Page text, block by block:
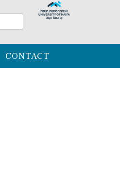
CONTACT